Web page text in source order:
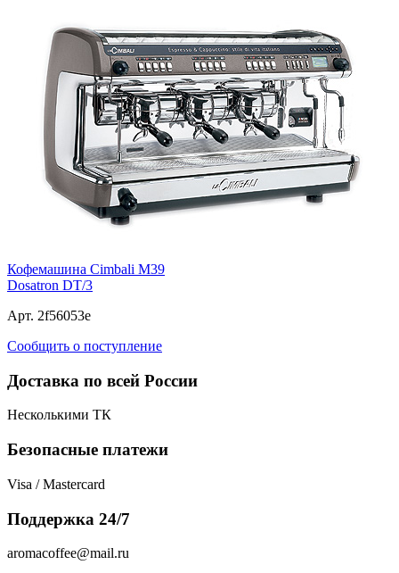
Кофемашина Cimbali M39
Dosatron DT/3
Арт. 2f56053e
Сообщить о поступление
Доставка по всей России
Несколькими ТК
Безопасные платежи
Visa / Mastercard
Поддержка 24/7
aromacoffee@mail.ru